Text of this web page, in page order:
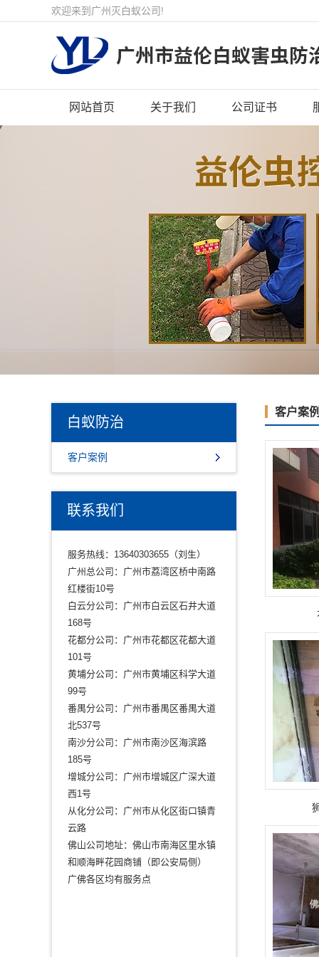
欢迎来到广州灭白蚁公司!
网站首页 关于我们 公司证书
白蚁防治
客户案例
联系我们
服务热线：13640303655（刘生）
广州总公司：广州市荔湾区桥中南路
红楼街10号
白云分公司：广州市白云区石井大道
168号
花都分公司：广州市花都区花都大道
101号
黄埔分公司：广州市黄埔区科学大道
99号
番禺分公司：广州市番禺区番禺大道
北537号
南沙分公司：广州市南沙区海滨路
185号
增城分公司：广州市增城区广深大道
西1号
从化分公司：广州市从化区街口镇青
云路
佛山公司地址：佛山市南海区里水镇
和顺海畔花园商铺（即公安局侧）
广佛各区均有服务点
客户案